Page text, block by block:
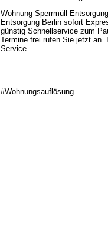
Wohnung Sperrmüll
Entsorgung Berlin sofort
günstig Schnellservice zum
Termine frei rufen Sie jetzt an.
Service.
#Wohnungsauflösung